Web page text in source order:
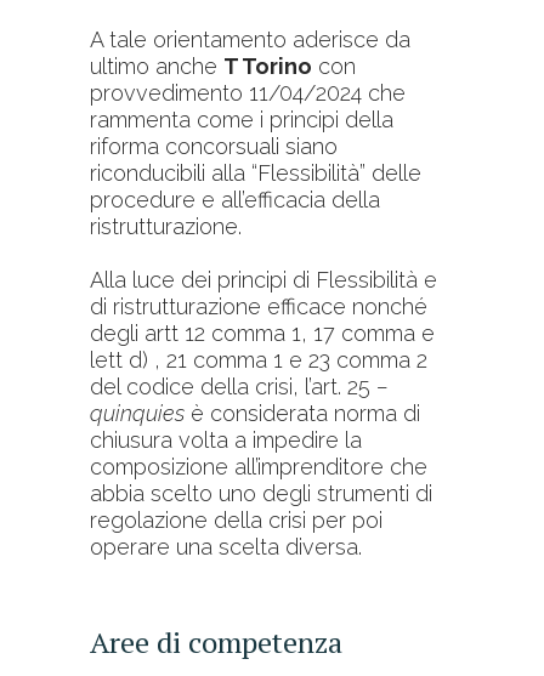
A tale orientamento aderisce da
ultimo anche T Torino con
provvedimento 11/04/2024 che
rammenta come i principi della
riforma concorsuali siano
riconducibili alla “Flessibilità” delle
procedure e all’efficacia della
ristrutturazione.
Alla luce dei principi di Flessibilità e
di ristrutturazione efficace nonché
degli artt 12 comma 1, 17 comma e
lett d) , 21 comma 1 e 23 comma 2
del codice della crisi, l’art. 25 –
quinquies è considerata norma di
chiusura volta a impedire la
composizione all’imprenditore che
abbia scelto uno degli strumenti di
regolazione della crisi per poi
operare una scelta diversa.
Aree di competenza